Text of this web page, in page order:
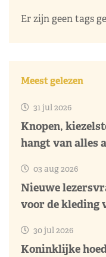
Er zijn geen tags
Meest gelezen
31 jul 2026
Knopen,
hangt van alles
03 aug 2026
Nieuwe
voor de kleding
30 jul 2026
Koninklijke